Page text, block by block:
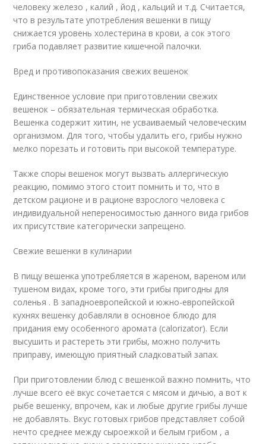
человеку железо , калий , йод , кальций и т.д. Считается,
что в результате употребления вешенки в пищу
снижается уровень холестерина в крови, а сок этого
гриба подавляет развитие кишечной палочки.
Вред и противопоказания свежих вешенок
Единственное условие при приготовлении свежих
вешенок – обязательная термическая обработка.
Вешенка содержит хитин, не усваиваемый человеческим
организмом. Для того, чтобы удалить его, грибы нужно
мелко порезать и готовить при высокой температуре.
Также споры вешенок могут вызвать аллергическую
реакцию, помимо этого стоит помнить и то, что в
детском рационе и в рационе взрослого человека с
индивидуальной непереносимостью данного вида грибов
их присутствие категорически запрещено.
Свежие вешенки в кулинарии
В пищу вешенка употребляется в жареном, вареном или
тушеном видах, кроме того, эти грибы пригодны для
соленья . В западноевропейской и южно-европейской
кухнях вешенку добавляли в основное блюдо для
придания ему особенного аромата (calorizator). Если
высушить и растереть эти грибы, можно получить
приправу, имеющую приятный сладковатый запах.
При приготовлении блюд с вешенкой важно помнить, что
лучше всего её вкус сочетается с мясом и дичью, а вот к
рыбе вешенку, впрочем, как и любые другие грибы лучше
не добавлять. Вкус готовых грибов представляет собой
нечто среднее между сыроежкой и белым грибом , а